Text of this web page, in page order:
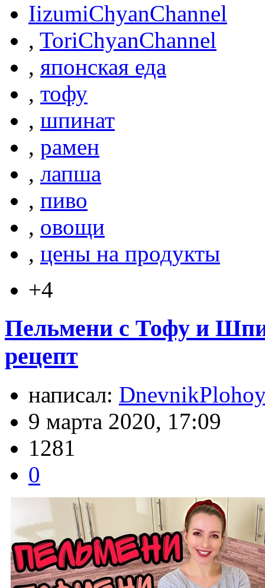
IizumiChyanChannel
, ToriChyanChannel
, японская еда
, тофу
, шпинат
, рамен
, лапша
, пиво
, овощи
, цены на продукты
+4
Пельмени с Тофу и
рецепт
написал:
9 марта 2020, 17:09
1281
0